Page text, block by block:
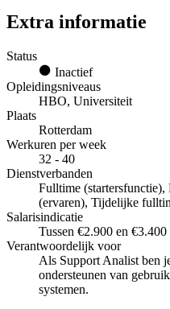
Extra informatie
Status
Inactief
Opleidingsniveaus
HBO, Universiteit
Plaats
Rotterdam
Werkuren per week
32 - 40
Dienstverbanden
Fulltime
(ervaren), Tijdelijke
Salarisindicatie
Tussen €2.900 en €3.400
Verantwoordelijk voor
Als Support Analist ben
ondersteunen van
systemen.